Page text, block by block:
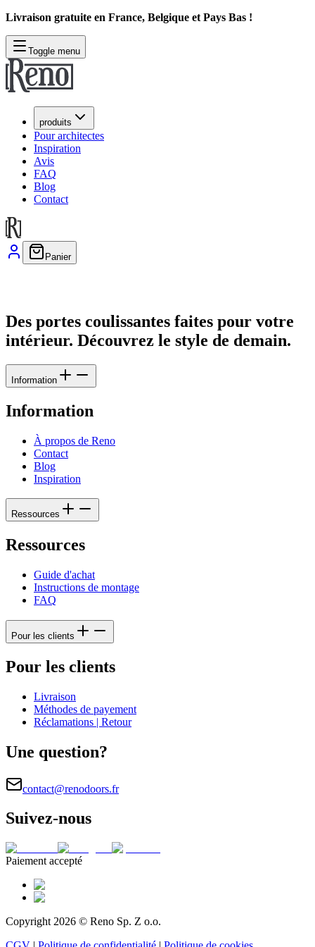
Livraison gratuite en France, Belgique et Pays Bas !
Toggle menu
produits
Pour architectes
Inspiration
Avis
FAQ
Blog
Contact
Panier
Des portes coulissantes faites pour votre
intérieur. Découvrez le style de demain.
Information
Information
À propos de Reno
Contact
Blog
Inspiration
Ressources
Ressources
Guide d'achat
Instructions de montage
FAQ
Pour les clients
Pour les clients
Livraison
Méthodes de payement
Réclamations | Retour
Une question?
contact@renodoors.fr
Suivez-nous
Paiement accepté
Copyright 2026 © Reno Sp. Z o.o.